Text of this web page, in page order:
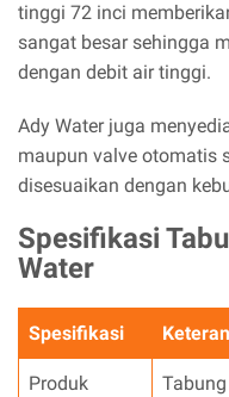
tinggi 72 inci
sangat besar sehingga
dengan debit air tinggi.
Ady Water juga
maupun valve otomatis
disesuaikan dengan
Spesifikasi
Water
Spesifikasi
Produk